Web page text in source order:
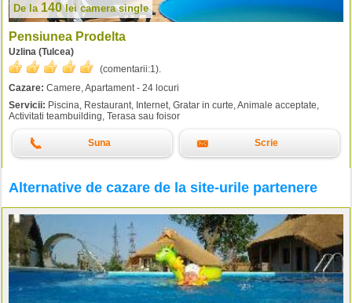
De la 140lei camera single
Pensiunea Prodelta
Uzlina (Tulcea)
(comentarii:1).
Cazare: Camere, Apartament - 24 locuri
Servicii: Piscina, Restaurant, Internet, Gratar in curte, Animale acceptate,
Activitati teambuilding, Terasa sau foisor
Suna Scrie
Alternative de cazare de la site-urile partenere